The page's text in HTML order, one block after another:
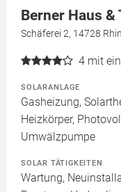
Berner Haus &
Schäferei 2, 14728
4 mit
SOLARANLAGE
Gasheizung,
Heizkörper,
Umwälzpumpe
SOLAR TÄTIGKEITEN
Wartung,